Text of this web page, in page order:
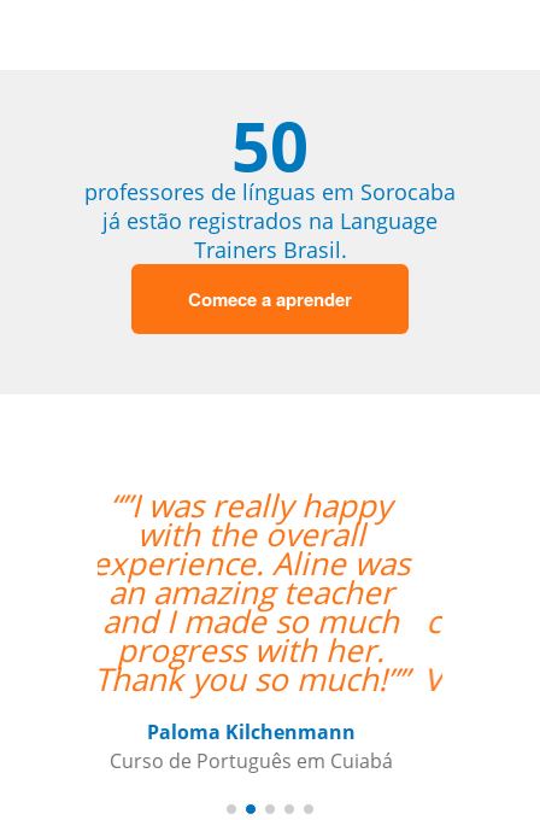
50
professores de línguas em Sorocaba
já estão registrados na Language
Trainers Brasil.
Comece a aprender
“”O curso foi ótimo, e
deu aos nossos
funcionários a
oportunidade de
crescer fora do horário
comercial normal.
Vamos continuar a usar
a sua empresa como
um parceiro daqui
para frente””